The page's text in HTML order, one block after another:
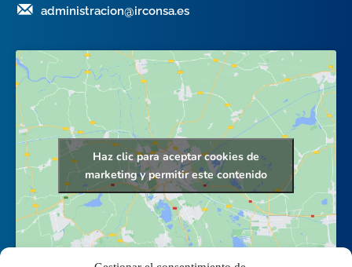
administracion@irconsa.es
Haz clic para aceptar cookies de
marketing y permitir este contenido